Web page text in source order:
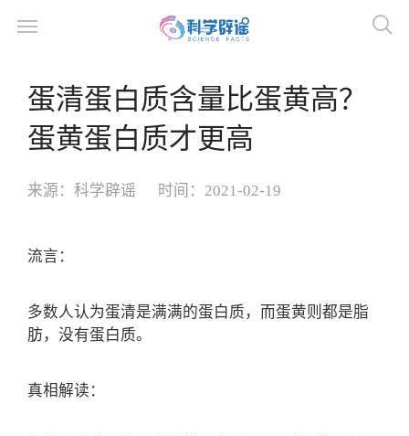
蛋清蛋白质含量比蛋黄高？
蛋黄蛋白质才更高
来源： 科学辟谣 时间： 2021-02-19
流言：
多数人认为蛋清是满满的蛋白质，而蛋黄则都是脂
肪，没有蛋白质。
真相解读：